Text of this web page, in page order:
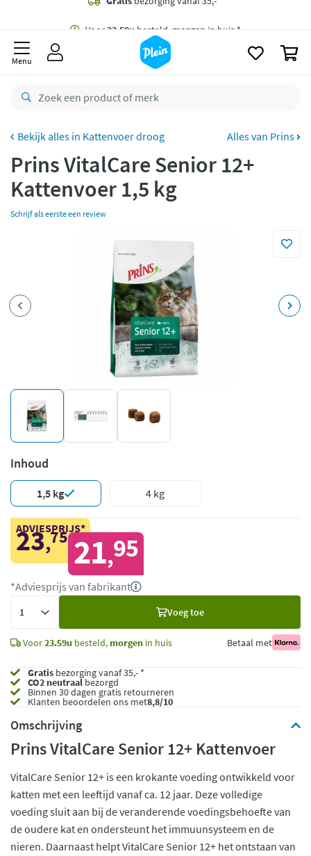
besteld,
retourneren
CO2 neutraal
Betaal met Klarna
Menu
Kattenvoer droog Alles van Prins
Prins VitalCare Senior 12+
Kattenvoer 1,5 kg
Schrijf als eerste een review
Inhoud
1,5 kg 4 kg
ADVIESPRIJS*
23,75 21,95
*Adviesprijs van fabrikant
Voeg toe
Voor23.59u besteld, morgen in huis Betaal met
Gratis bezorging vanaf 35,- *
CO2 neutraalbezorgd
Binnen 30 dagen gratis retourneren
Klanten beoordelen ons met8,8/10
Omschrijving
Prins VitalCare Senior 12+ Kattenvoer
VitalCare Senior 12+ is een krokante voeding ontwikkeld voor
katten met een leeftijd vanaf ca. 12 jaar. Deze volledige
voeding sluit aan bij de veranderende voedingsbehoefte van
de oudere kat en ondersteunt het immuunsysteem en de
nieren. Daarnaast helpt VitalCare Senior 12+ het ontstaan van